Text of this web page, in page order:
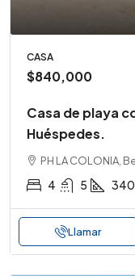
CASA
$840,000
Casa de playa
Huéspedes.
PH LA COLONIA,
4 5
Llamar